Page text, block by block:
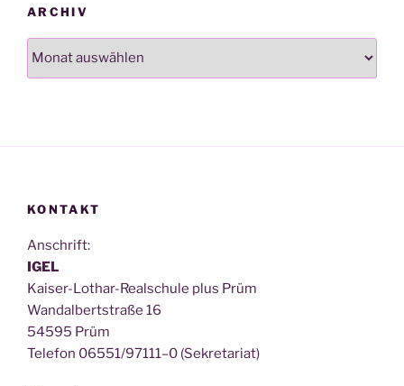
ARCHIV
KONTAKT
Anschrift:
IGEL
Kai­ser-Lothar-Real­schu­le plus Prüm
Wan­dal­bert­stra­ße 16
54595 Prüm
Tele­fon 06551/97111–0 (Sekre­ta­ri­at)